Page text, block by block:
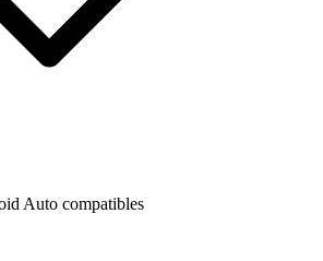
Auto compatibles